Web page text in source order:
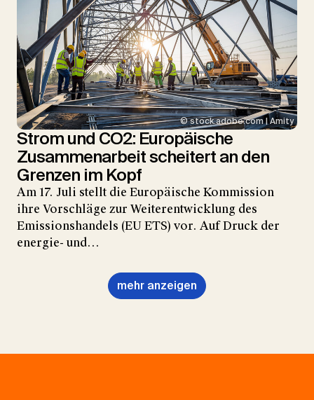
© stock.adobe.com | Amity
Strom und CO2: Europäische
Zusammenarbeit scheitert an den
Grenzen im Kopf
Am 17. Juli stellt die Europäische Kommission
ihre Vorschläge zur Weiterentwicklung des
Emissionshandels (EU ETS) vor. Auf Druck der
energie- und…
mehr anzeigen